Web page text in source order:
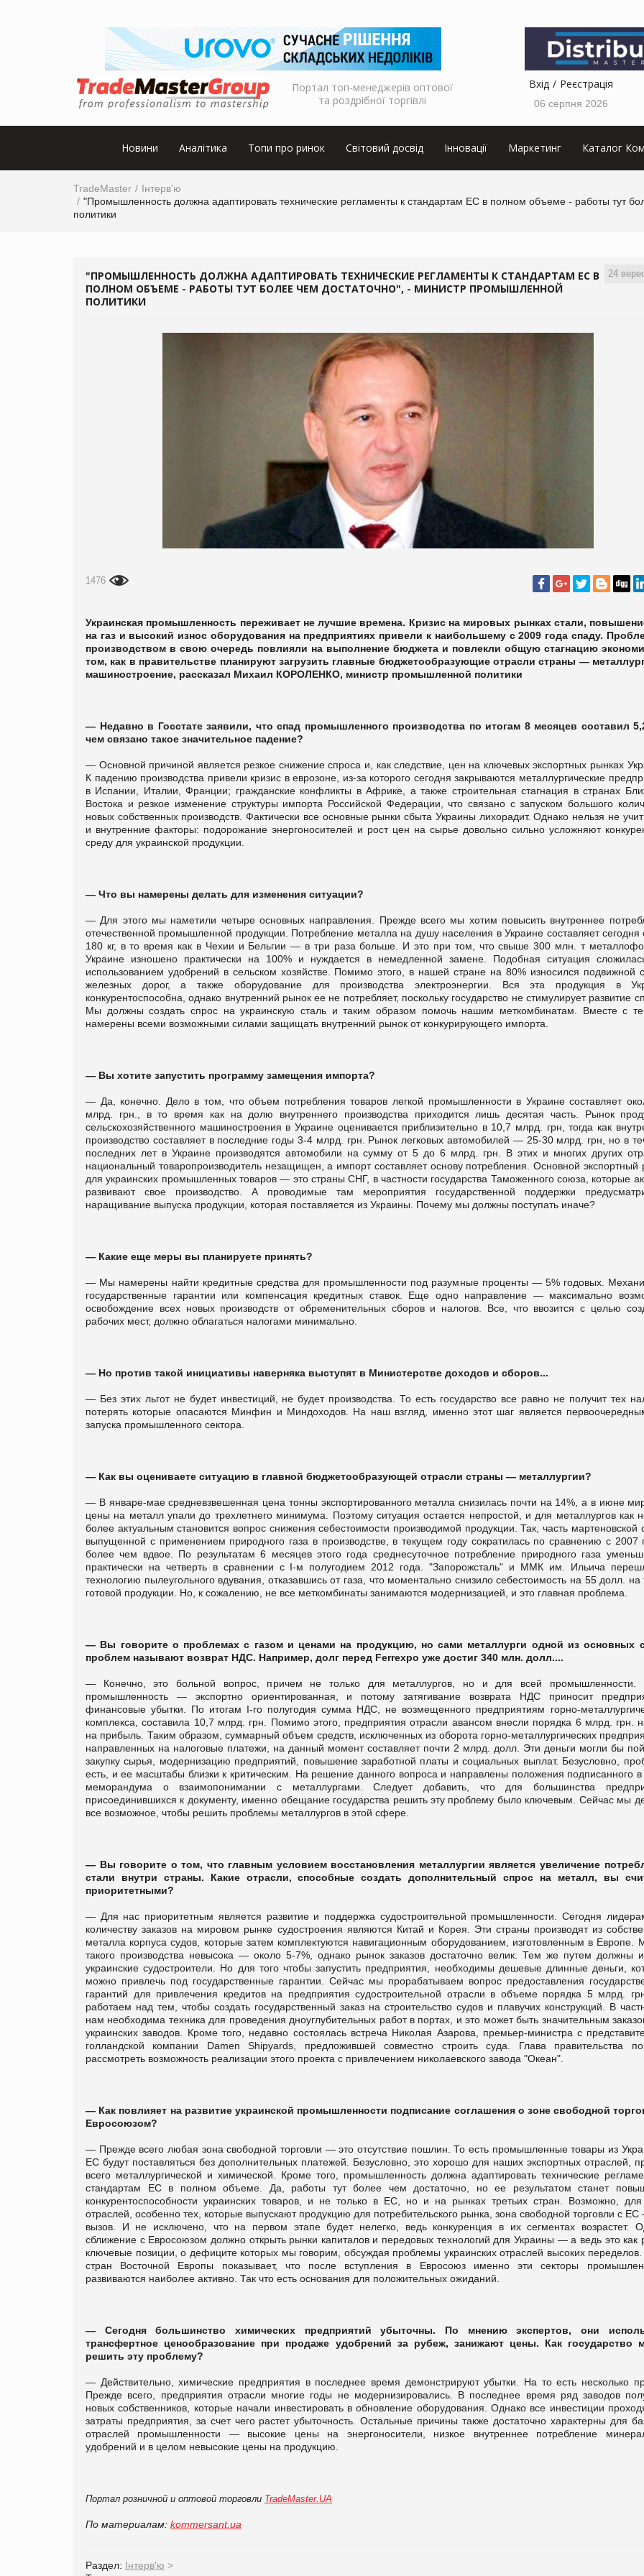
Портал топ-менеджерів оптової
та роздрібної торгівлі
Вхід Реєстрація
06 серпня 2026
Новини Аналітика Топи про ринок Світовий досвід Інновації Маркетинг Каталог
TradeMaster
Інтерв'ю
"Промышленность должна адаптировать технические регламенты к стандартам ЕС в полном объеме - работы тут
политики
24
"ПРОМЫШЛЕННОСТЬ ДОЛЖНА АДАПТИРОВАТЬ ТЕХНИЧЕСКИЕ РЕГЛАМЕНТЫ К СТАНДАРТАМ ЕС В
ПОЛНОМ ОБЪЕМЕ - РАБОТЫ ТУТ БОЛЕЕ ЧЕМ ДОСТАТОЧНО", - МИНИСТР ПРОМЫШЛЕННОЙ
ПОЛИТИКИ
1476
Украинская промышленность переживает не лучшие времена. Кризис на мировых рынках стали,
на газ и высокий износ оборудования на предприятиях привели к наибольшему с 2009 года спаду.
производством в свою очередь повлияли на выполнение бюджета и повлекли общую стагнацию
том, как в правительстве планируют загрузить главные бюджетообразующие отрасли страны —
машиностроение, рассказал Михаил КОРОЛЕНКО, министр промышленной политики
— Недавно в Госстате заявили, что спад промышленного производства по итогам 8 месяцев составил
чем связано такое значительное падение?
— Основной причиной является резкое снижение спроса и, как следствие, цен на ключевых экспортных рынках
К падению производства привели кризис в еврозоне, из-за которого сегодня закрываются металлургические
в Испании, Италии, Франции; гражданские конфликты в Африке, а также строительная стагнация в странах
Востока и резкое изменение структуры импорта Российской Федерации, что связано с запуском большого
новых собственных производств. Фактически все основные рынки сбыта Украины лихорадит. Однако нельзя не
и внутренние факторы: подорожание энергоносителей и рост цен на сырье довольно сильно усложняют
среду для украинской продукции.
— Что вы намерены делать для изменения ситуации?
— Для этого мы наметили четыре основных направления. Прежде всего мы хотим повысить внутреннее
отечественной промышленной продукции. Потребление металла на душу населения в Украине составляет сегодня
180 кг, в то время как в Чехии и Бельгии — в три раза больше. И это при том, что свыше 300 млн. т
Украине изношено практически на 100% и нуждается в немедленной замене. Подобная ситуация
использованием удобрений в сельском хозяйстве. Помимо этого, в нашей стране на 80% износился подвижной
железных дорог, а также оборудование для производства электроэнергии. Вся эта продукция в
конкурентоспособна, однако внутренний рынок ее не потребляет, поскольку государство не стимулирует развитие
Мы должны создать спрос на украинскую сталь и таким образом помочь нашим меткомбинатам. Вместе с
намерены всеми возможными силами защищать внутренний рынок от конкурирующего импорта.
— Вы хотите запустить программу замещения импорта?
— Да, конечно. Дело в том, что объем потребления товаров легкой промышленности в Украине составляет
млрд. грн., в то время как на долю внутреннего производства приходится лишь десятая часть. Рынок
сельскохозяйственного машиностроения в Украине оценивается приблизительно в 10,7 млрд. грн, тогда как
производство составляет в последние годы 3-4 млрд. грн. Рынок легковых автомобилей — 25-30 млрд. грн, но в
последних лет в Украине производятся автомобили на сумму от 5 до 6 млрд. грн. В этих и многих других
национальный товаропроизводитель незащищен, а импорт составляет основу потребления. Основной экспортный
для украинских промышленных товаров — это страны СНГ, в частности государства Таможенного союза, которые
развивают свое производство. А проводимые там мероприятия государственной поддержки
наращивание выпуска продукции, которая поставляется из Украины. Почему мы должны поступать иначе?
— Какие еще меры вы планируете принять?
— Мы намерены найти кредитные средства для промышленности под разумные проценты — 5% годовых.
государственные гарантии или компенсация кредитных ставок. Еще одно направление — максимально
освобождение всех новых производств от обременительных сборов и налогов. Все, что ввозится с целью
рабочих мест, должно облагаться налогами минимально.
— Но против такой инициативы наверняка выступят в Министерстве доходов и сборов...
— Без этих льгот не будет инвестиций, не будет производства. То есть государство все равно не получит тех
потерять которые опасаются Минфин и Миндоходов. На наш взгляд, именно этот шаг является
запуска промышленного сектора.
— Как вы оцениваете ситуацию в главной бюджетообразующей отрасли страны — металлургии?
— В январе-мае средневзвешенная цена тонны экспортированного металла снизилась почти на 14%, а в июне
цены на металл упали до трехлетнего минимума. Поэтому ситуация остается непростой, и для металлургов как
более актуальным становится вопрос снижения себестоимости производимой продукции. Так, часть мартеновской
выпущенной с применением природного газа в производстве, в текущем году сократилась по сравнению с 2007
более чем вдвое. По результатам 6 месяцев этого года среднесуточное потребление природного газа
практически на четверть в сравнении с І-м полугодием 2012 года. "Запорожсталь" и ММК им. Ильича
технологию пылеугольного вдувания, отказавшись от газа, что моментально снизило себестоимость на 55 долл. на
готовой продукции. Но, к сожалению, не все меткомбинаты занимаются модернизацией, и это главная проблема.
— Вы говорите о проблемах с газом и ценами на продукцию, но сами металлурги одной из основных
проблем называют возврат НДС. Например, долг перед Ferrexpo уже достиг 340 млн. долл....
— Конечно, это больной вопрос, причем не только для металлургов, но и для всей промышленности.
промышленность — экспортно ориентированная, и потому затягивание возврата НДС приносит
финансовые убытки. По итогам I-го полугодия сумма НДС, не возмещенного предприятиям горно-
комплекса, составила 10,7 млрд. грн. Помимо этого, предприятия отрасли авансом внесли порядка 6 млрд. грн.
на прибыль. Таким образом, суммарный объем средств, исключенных из оборота горно-металлургических
направленных на налоговые платежи, на данный момент составляет почти 2 млрд. долл. Эти деньги могли бы
закупку сырья, модернизацию предприятий, повышение заработной платы и социальных выплат. Безусловно,
есть, и ее масштабы близки к критическим. На решение данного вопроса и направлены положения подписанного
меморандума о взаимопонимании с металлургами. Следует добавить, что для большинства
присоединившихся к документу, именно обещание государства решить эту проблему было ключевым. Сейчас мы
все возможное, чтобы решить проблемы металлургов в этой сфере.
— Вы говорите о том, что главным условием восстановления металлургии является увеличение
стали внутри страны. Какие отрасли, способные создать дополнительный спрос на металл, вы
приоритетными?
— Для нас приоритетным является развитие и поддержка судостроительной промышленности. Сегодня
количеству заказов на мировом рынке судостроения являются Китай и Корея. Эти страны производят из
металла корпуса судов, которые затем комплектуются навигационным оборудованием, изготовленным в Европе.
такого производства невысока — около 5-7%, однако рынок заказов достаточно велик. Тем же путем должны
украинские судостроители. Но для того чтобы запустить предприятия, необходимы дешевые длинные деньги,
можно привлечь под государственные гарантии. Сейчас мы прорабатываем вопрос предоставления
гарантий для привлечения кредитов на предприятия судостроительной отрасли в объеме порядка 5 млрд.
работаем над тем, чтобы создать государственный заказ на строительство судов и плавучих конструкций. В
нам необходима техника для проведения дноуглубительных работ в портах, и это может быть значительным
украинских заводов. Кроме того, недавно состоялась встреча Николая Азарова, премьер-министра с
голландской компании Damen Shipyards, предложившей совместно строить суда. Глава правительства
рассмотреть возможность реализации этого проекта с привлечением николаевского завода "Океан".
— Как повлияет на развитие украинской промышленности подписание соглашения о зоне свободной
Евросоюзом?
— Прежде всего любая зона свободной торговли — это отсутствие пошлин. То есть промышленные товары из
ЕС будут поставляться без дополнительных платежей. Безусловно, это хорошо для наших экспортных отраслей,
всего металлургической и химической. Кроме того, промышленность должна адаптировать технические
стандартам ЕС в полном объеме. Да, работы тут более чем достаточно, но ее результатом станет
конкурентоспособности украинских товаров, и не только в ЕС, но и на рынках третьих стран. Возможно,
отраслей, особенно тех, которые выпускают продукцию для потребительского рынка, зона свободной торговли с
вызов. И не исключено, что на первом этапе будет нелегко, ведь конкуренция в их сегментах возрастет.
сближение с Евросоюзом должно открыть рынки капиталов и передовых технологий для Украины — а ведь это как
ключевые позиции, о дефиците которых мы говорим, обсуждая проблемы украинских отраслей высоких
стран Восточной Европы показывает, что после вступления в Евросоюз именно эти секторы
развиваются наиболее активно. Так что есть основания для положительных ожиданий.
— Сегодня большинство химических предприятий убыточны. По мнению экспертов, они
трансфертное ценообразование при продаже удобрений за рубеж, занижают цены. Как государство
решить эту проблему?
— Действительно, химические предприятия в последнее время демонстрируют убытки. На то есть несколько
Прежде всего, предприятия отрасли многие годы не модернизировались. В последнее время ряд заводов
новых собственников, которые начали инвестировать в обновление оборудования. Однако все инвестиции
затраты предприятия, за счет чего растет убыточность. Остальные причины также достаточно характерны для
отраслей промышленности — высокие цены на энергоносители, низкое внутреннее потребление
удобрений и в целом невысокие цены на продукцию.
Портал розничной и оптовой торговли TradeMaster.UA
По материалам: kommersant.ua
Раздел: Інтерв'ю >